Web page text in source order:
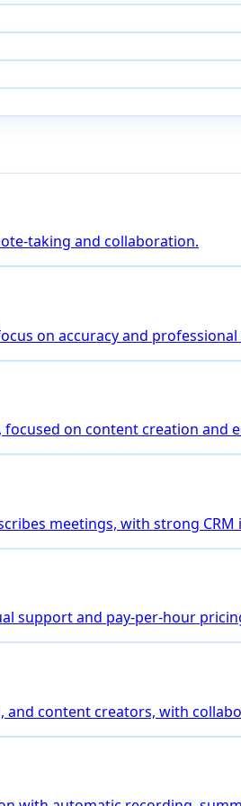
taking and collaboration.
on accuracy and professional
on content creation and
meetings, with strong
support and pay-per-hour
content creators, with